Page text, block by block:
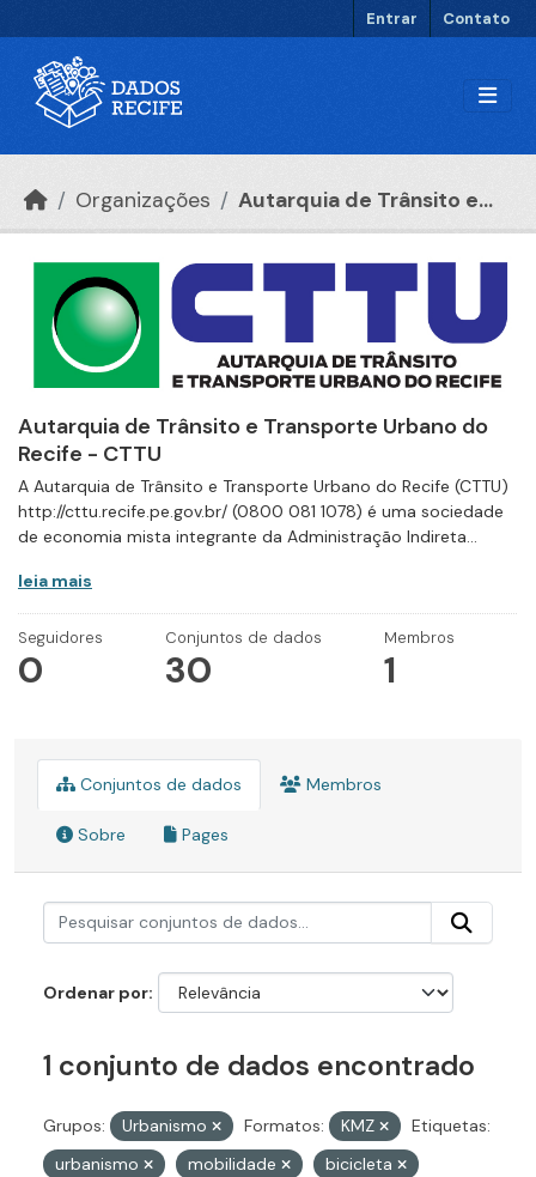
Entrar Contato
Organizações Autarquia de Trânsito e...
Autarquia de Trânsito e Transporte Urbano do
Recife - CTTU
A Autarquia de Trânsito e Transporte Urbano do Recife (CTTU)
http://cttu.recife.pe.gov.br/ (0800 081 1078) é uma sociedade
de economia mista integrante da Administração Indireta...
leia mais
Seguidores
0
Conjuntos de dados
30
Membros
1
Conjuntos de dados Membros
Sobre Pages
Ordenar por
1 conjunto de dados encontrado
Grupos: Urbanismo Formatos: KMZ
Etiquetas:
urbanismo
mobilidade
bicicleta